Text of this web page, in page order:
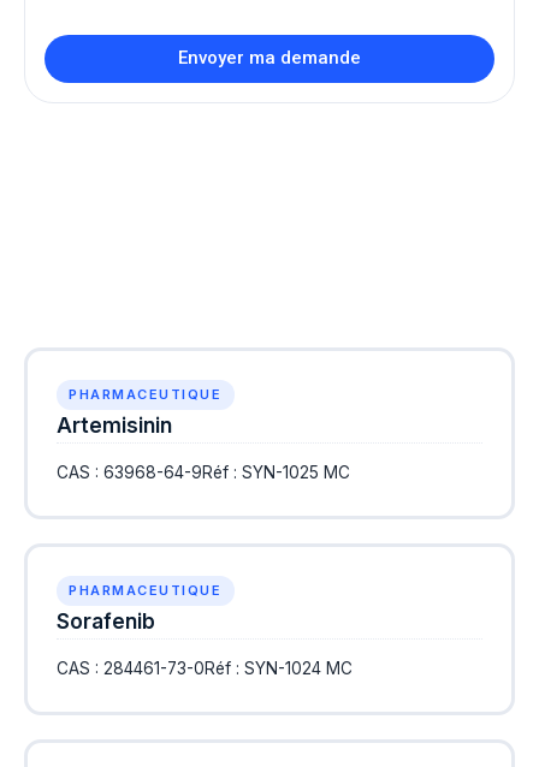
Envoyer ma demande
PHARMACEUTIQUE
Artemisinin
CAS : 63968-64-9Réf : SYN-1025 MC
PHARMACEUTIQUE
Sorafenib
CAS : 284461-73-0Réf : SYN-1024 MC